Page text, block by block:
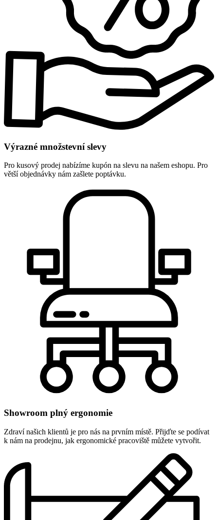
Výrazné množstevní slevy
Pro kusový prodej nabízíme kupón na slevu na našem eshopu. Pro
větší objednávky nám zašlete poptávku.
Showroom plný ergonomie
Zdraví našich klientů je pro nás na prvním místě. Přijďte se podívat
k nám na prodejnu, jak ergonomické pracoviště můžete vytvořit.